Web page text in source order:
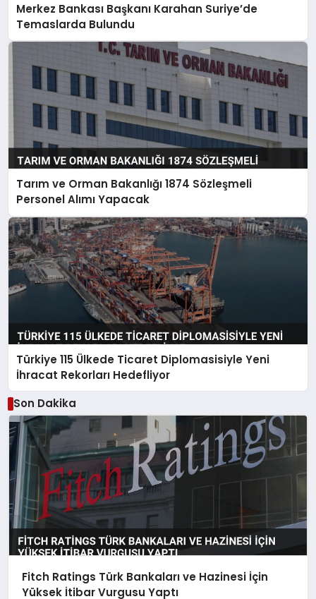
Merkez Bankası Başkanı Karahan Suriye’de
Temaslarda Bulundu
Tarım ve Orman Bakanlığı 1874 Sözleşmeli
Personel Alımı Yapacak
Türkiye 115 Ülkede Ticaret Diplomasisiyle Yeni
İhracat Rekorları Hedefliyor
Son Dakika
Fitch Ratings Türk Bankaları ve Hazinesi İçin
Yüksek İtibar Vurgusu Yaptı